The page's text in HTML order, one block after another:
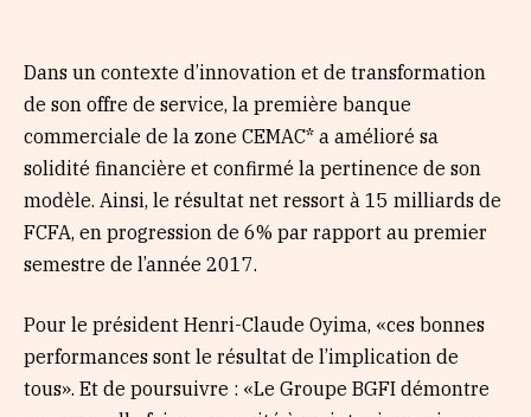
Dans un contexte d’innovation et de transformation
de son offre de service, la première banque
commerciale de la zone CEMAC* a amélioré sa
solidité financière et confirmé la pertinence de son
modèle. Ainsi, le résultat net ressort à 15 milliards de
FCFA, en progression de 6% par rapport au premier
semestre de l’année 2017.
Pour le président Henri-Claude Oyima, «ces bonnes
performances sont le résultat de l’implication de
tous». Et de poursuivre : «Le Groupe BGFI démontre